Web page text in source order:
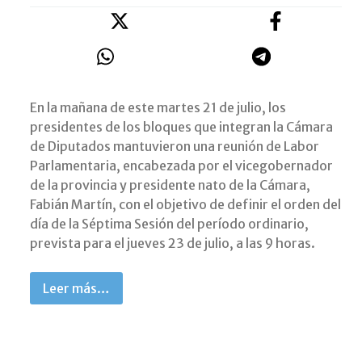
En la mañana de este martes 21 de julio, los
presidentes de los bloques que integran la Cámara
de Diputados mantuvieron una reunión de Labor
Parlamentaria, encabezada por el vicegobernador
de la provincia y presidente nato de la Cámara,
Fabián Martín, con el objetivo de definir el orden del
día de la Séptima Sesión del período ordinario,
prevista para el jueves 23 de julio, a las 9 horas.
Leer más…